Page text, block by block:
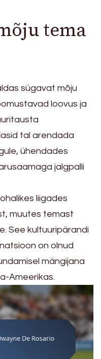
tema
sügavat mõju
loovus ja
tal arendada
ühendades
jalgpalli
liigades
muutes temast
See kultuuripärandi
on olnud
mängijana
Ameerikas.